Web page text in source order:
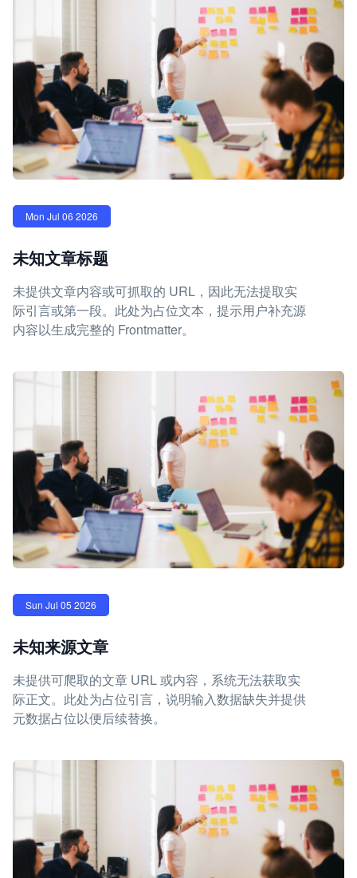
Mon Jul 06 2026
未知文章标题
未提供文章内容或可抓取的 URL，因此无法提取实
际引言或第一段。此处为占位文本，提示用户补充源
内容以生成完整的 Frontmatter。
Sun Jul 05 2026
未知来源文章
未提供可爬取的文章 URL 或内容，系统无法获取实
际正文。此处为占位引言，说明输入数据缺失并提供
元数据占位以便后续替换。